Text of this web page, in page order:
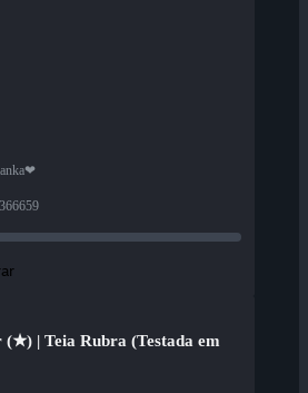
(★) | Teia Rubra (Testada em